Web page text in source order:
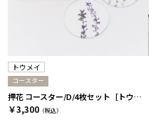
トウメイ
コースター
押花 コースター/D/4枚セット［トウメイ］
￥3,300 （税込）